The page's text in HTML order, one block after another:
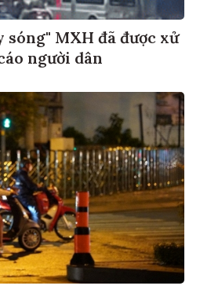
sóng" MXH đã được xử
người dân